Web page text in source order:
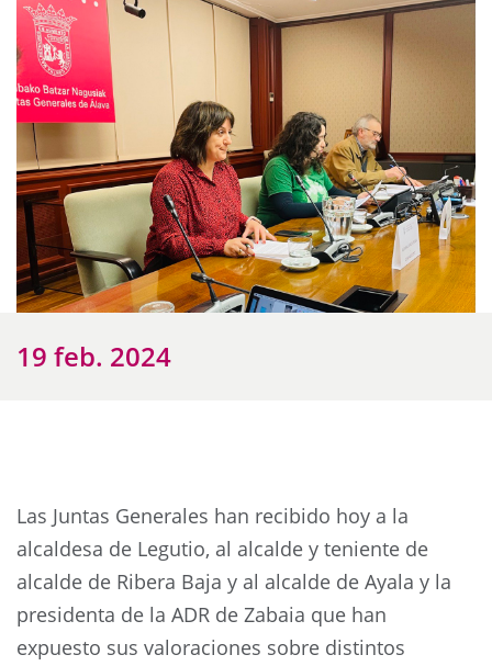
19 feb. 2024
Las Juntas Generales han recibido hoy a la
alcaldesa de Legutio, al alcalde y teniente de
alcalde de Ribera Baja y al alcalde de Ayala y la
presidenta de la ADR de Zabaia que han
expuesto sus valoraciones sobre distintos